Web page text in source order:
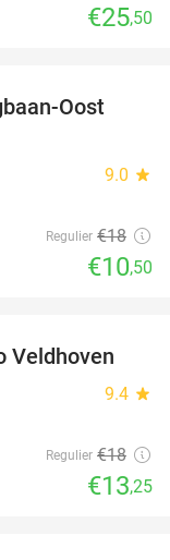
€25,50
42%
Oost
9.0 star
Regulier €18
€10,50
26%
Veldhoven
9.4 star
Regulier €18
€13,25